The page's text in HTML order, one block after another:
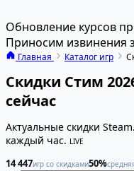
Обновление курсов
Приносим извинения
Главная Каталог игр
Скидки Стим
сейчас
Актуальные скидки
каждый час. LIVE
14 447игр со скидками50%